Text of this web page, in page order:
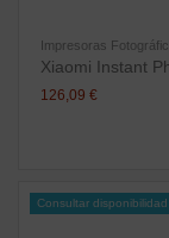
Impresoras
Xiaomi Instant
126,09 €
Consultar disponibilidad